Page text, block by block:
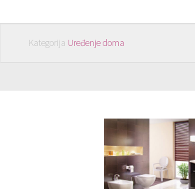
Kategorija Uređenje doma